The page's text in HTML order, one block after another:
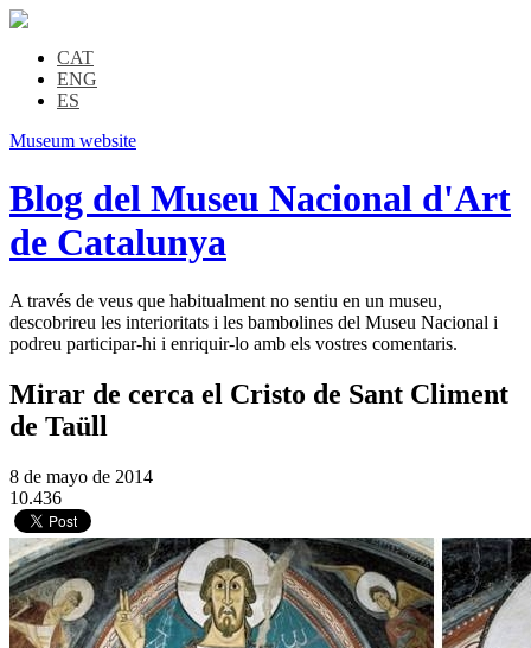
CAT
ENG
ES
Museum website
Blog del Museu Nacional d'Art
de Catalunya
A través de veus que habitualment no sentiu en un museu,
descobrireu les interioritats i les bambolines del Museu Nacional i
podreu participar-hi i enriquir-lo amb els vostres comentaris.
Mirar de cerca el Cristo de Sant Climent
de Taüll
8 de mayo de 2014
10.436